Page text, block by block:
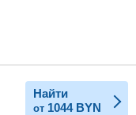
Найти
от 1044 BYN